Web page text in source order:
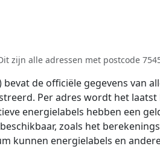
zijn alle adressen met postcode
de officiële gegevens van
Per adres wordt het
energielabels hebben een
zoals het
kunnen energielabels en